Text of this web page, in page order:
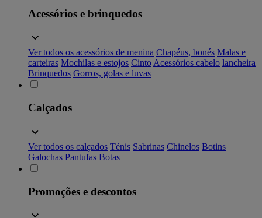
Acessórios e brinquedos
Ver todos os acessórios de menina Chapéus, bonés Malas e
carteiras Mochilas e estojos Cinto Acessórios cabelo lancheira
Brinquedos Gorros, golas e luvas
Calçados
Ver todos os calçados Ténis Sabrinas Chinelos Botins
Galochas Pantufas Botas
Promoções e descontos